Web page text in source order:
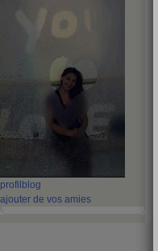
profil blog
ajouter de vos amies